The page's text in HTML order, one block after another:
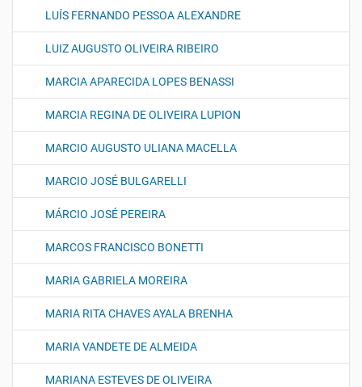
LUÍS FERNANDO PESSOA ALEXANDRE
LUIZ AUGUSTO OLIVEIRA RIBEIRO
MARCIA APARECIDA LOPES BENASSI
MARCIA REGINA DE OLIVEIRA LUPION
MARCIO AUGUSTO ULIANA MACELLA
MARCIO JOSÉ BULGARELLI
MÁRCIO JOSÉ PEREIRA
MARCOS FRANCISCO BONETTI
MARIA GABRIELA MOREIRA
MARIA RITA CHAVES AYALA BRENHA
MARIA VANDETE DE ALMEIDA
MARIANA ESTEVES DE OLIVEIRA